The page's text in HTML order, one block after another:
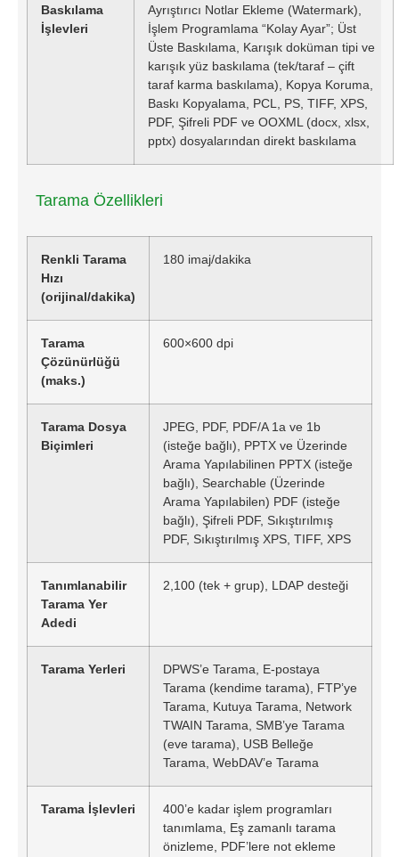
Baskılama
İşlevleri
Ayrıştırıcı Notlar Ekleme (Watermark),
İşlem Programlama “Kolay Ayar”; Üst
Üste Baskılama, Karışık doküman tipi ve
karışık yüz baskılama (tek/taraf – çift
taraf karma baskılama), Kopya Koruma,
Baskı Kopyalama, PCL, PS, TIFF, XPS,
PDF, Şifreli PDF ve OOXML (docx, xlsx,
pptx) dosyalarından direkt baskılama
Tarama Özellikleri
Renkli Tarama
Hızı
(orijinal/dakika)
180 imaj/dakika
Tarama
Çözünürlüğü
(maks.)
600×600 dpi
Tarama Dosya
Biçimleri
JPEG, PDF, PDF/A 1a ve 1b
(isteğe bağlı), PPTX ve Üzerinde
Arama Yapılabilinen PPTX (isteğe
bağlı), Searchable (Üzerinde
Arama Yapılabilen) PDF (isteğe
bağlı), Şifreli PDF, Sıkıştırılmış
PDF, Sıkıştırılmış XPS, TIFF, XPS
Tanımlanabilir
Tarama Yer
Adedi
2,100 (tek + grup), LDAP desteği
Tarama Yerleri
DPWS’e Tarama, E-postaya
Tarama (kendime tarama), FTP’ye
Tarama, Kutuya Tarama, Network
TWAIN Tarama, SMB’ye Tarama
(eve tarama), USB Belleğe
Tarama, WebDAV’e Tarama
Tarama İşlevleri
400’e kadar işlem programları
tanımlama, Eş zamanlı tarama
önizleme, PDF’lere not ekleme